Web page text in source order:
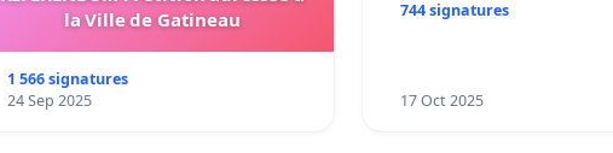
la Ville de Gatineau
1 566 signatures
24 Sep 2025
transformation
744 signatures
17 Oct 2025